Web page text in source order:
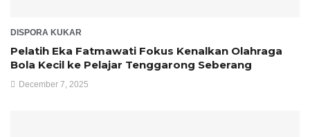
DISPORA KUKAR
Pelatih Eka Fatmawati Fokus Kenalkan Olahraga
Bola Kecil ke Pelajar Tenggarong Seberang
December 7, 2025